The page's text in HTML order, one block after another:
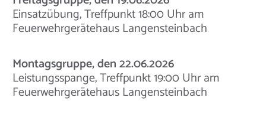
Einsatzübung, Treffpunkt 18:00 Uhr am
Feuerwehrgerätehaus Langensteinbach
Montagsgruppe, den 22.06.2026
Leistungsspange, Treffpunkt 19:00 Uhr am
Feuerwehrgerätehaus Langensteinbach